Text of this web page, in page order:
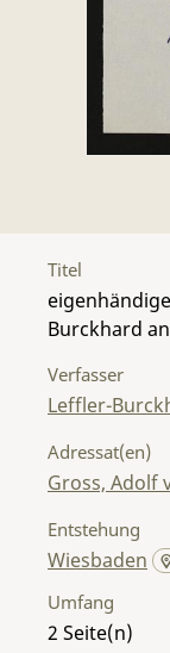
Titel
Burckhard
Verfasser
Leffler-
Adressat(en)
Gross, Adolf
Entstehung
Wiesbaden
Umfang
2